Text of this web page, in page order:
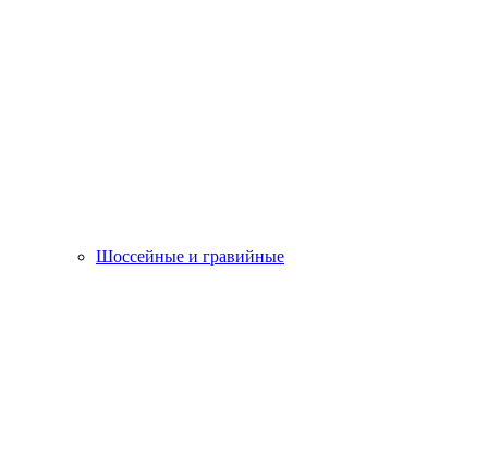
Шоссейные и гравийные